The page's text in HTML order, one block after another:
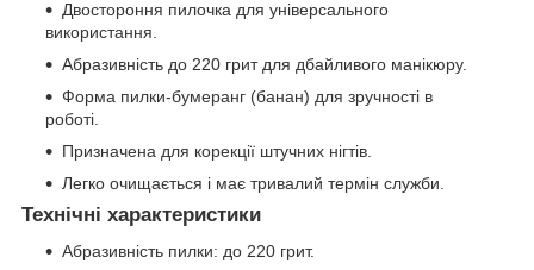
Двостороння пилочка для універсального
використання.
Абразивність до 220 грит для дбайливого манікюру.
Форма пилки-бумеранг (банан) для зручності в
роботі.
Призначена для корекції штучних нігтів.
Легко очищається і має тривалий термін служби.
Технічні характеристики
Абразивність пилки: до 220 грит.